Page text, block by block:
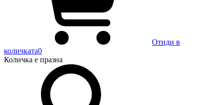
Отиди в
количката0
Количка е празна